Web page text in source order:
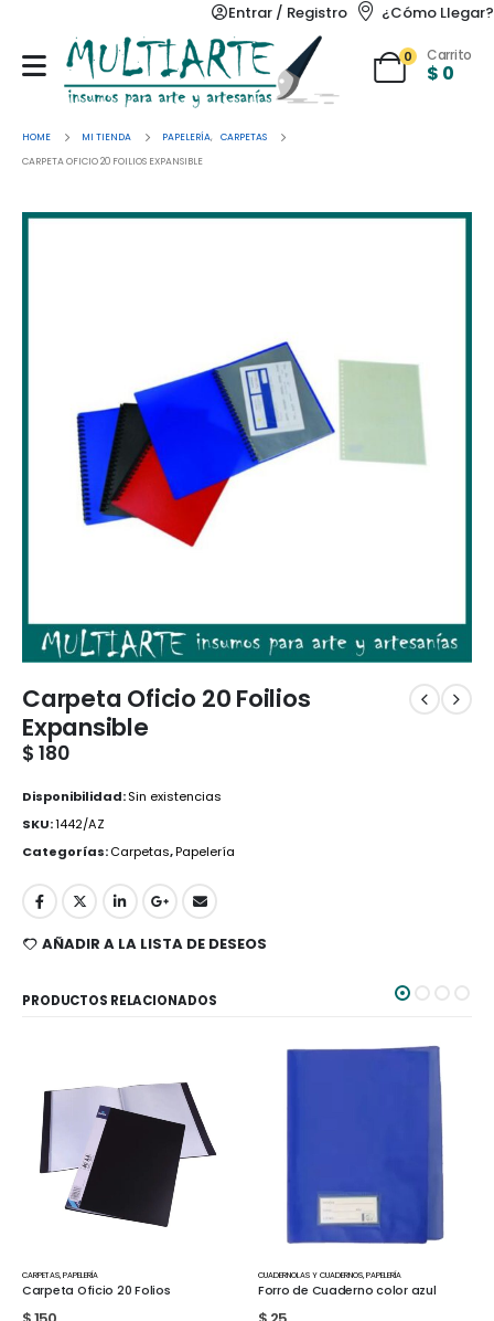
Entrar / Registro ¿Cómo Llegar?
0 Carrito
$ 0
HOME MI TIENDA PAPELERÍA, CARPETAS
CARPETA OFICIO 20 FOILIOS EXPANSIBLE
Carpeta Oficio 20 Foilios
Expansible
$ 180
Disponibilidad:Sin existencias
SKU:1442/AZ
Categorías:Carpetas,Papelería
AÑADIR A LA LISTA DE DESEOS
PRODUCTOS RELACIONADOS
,PAPELERÍA
Oficio 20 Folios
CUADERNOLAS Y CUADERNOS,PAPELERÍA
Forro de Cuaderno color azul